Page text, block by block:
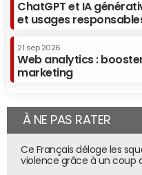
ChatGPT et IA
et usages
21 sep 2026
Web analytics :
marketing
À NE PAS RATER
Ce Français déloge les
violence grâce à un coup